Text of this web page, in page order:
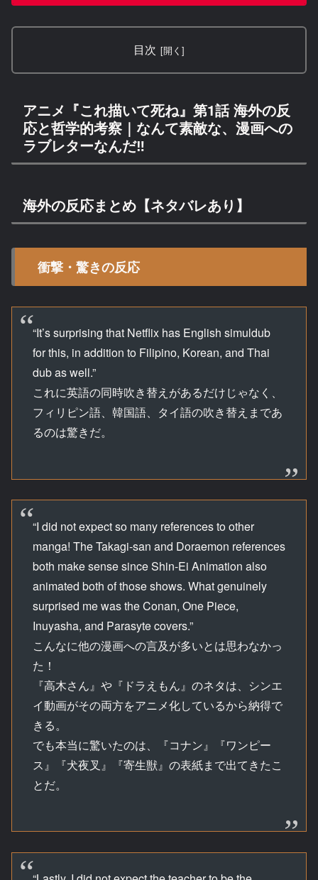
目次
アニメ『これ描いて死ね』第1話 海外の反
応と哲学的考察｜なんて素敵な、漫画への
ラブレターなんだ‼
海外の反応まとめ【ネタバレあり】
衝撃・驚きの反応
“It’s surprising that Netflix has English simuldub
for this, in addition to Filipino, Korean, and Thai
dub as well.”
これに英語の同時吹き替えがあるだけじゃなく、
フィリピン語、韓国語、タイ語の吹き替えまであ
るのは驚きだ。
“I did not expect so many references to other
manga! The Takagi-san and Doraemon references
both make sense since Shin-Ei Animation also
animated both of those shows. What genuinely
surprised me was the Conan, One Piece,
Inuyasha, and Parasyte covers.”
こんなに他の漫画への言及が多いとは思わなかっ
た！
『高木さん』や『ドラえもん』のネタは、シンエ
イ動画がその両方をアニメ化しているから納得で
きる。
でも本当に驚いたのは、『コナン』『ワンピー
ス』『犬夜叉』『寄生獣』の表紙まで出てきたこ
とだ。